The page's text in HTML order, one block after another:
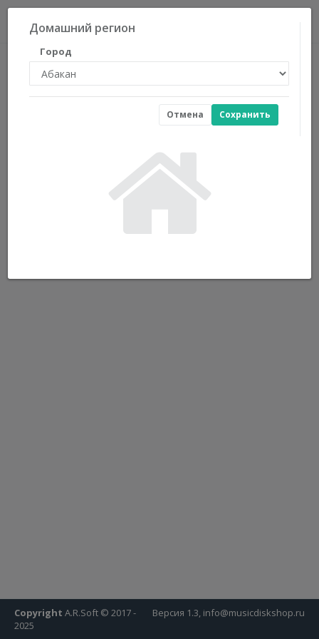
Домашний регион
Город
Сохранить
Отмена
Версия 1.3, info@musicdiskshop.ru
Copyright A.R.Soft © 2017 -
2025